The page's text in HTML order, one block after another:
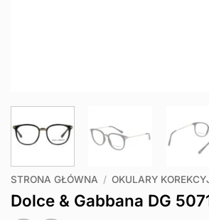
STRONA GŁÓWNA / OKULARY
Dolce & Gabbana DG